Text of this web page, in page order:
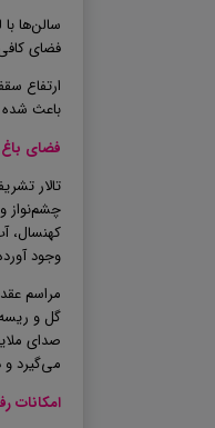
سالن‌ها
فضای
باعث شده
فضای
تالار
چشم‌نواز
کهنسال،
وجود
مراسم
گل و
صدای
می‌گیرد و در
امکانات